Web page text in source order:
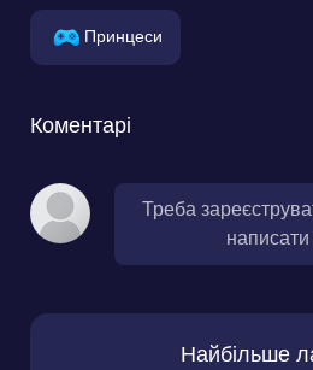
Принцеси
Коментарі
Треба
Найбільше